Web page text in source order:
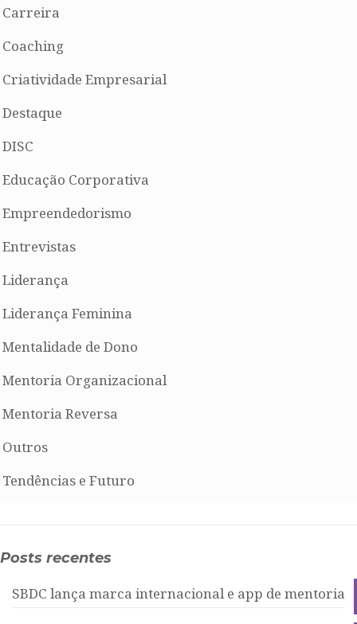
Carreira
Coaching
Criatividade Empresarial
Destaque
DISC
Educação Corporativa
Empreendedorismo
Entrevistas
Liderança
Liderança Feminina
Mentalidade de Dono
Mentoria Organizacional
Mentoria Reversa
Outros
Tendências e Futuro
Posts recentes
SBDC lança marca internacional e app de mentoria